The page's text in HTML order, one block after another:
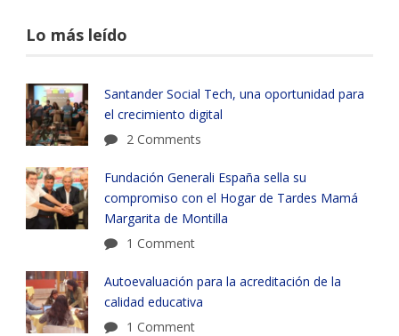
Lo más leído
Santander Social Tech, una oportunidad para
el crecimiento digital
2 Comments
Fundación Generali España sella su
compromiso con el Hogar de Tardes Mamá
Margarita de Montilla
1 Comment
Autoevaluación para la acreditación de la
calidad educativa
1 Comment